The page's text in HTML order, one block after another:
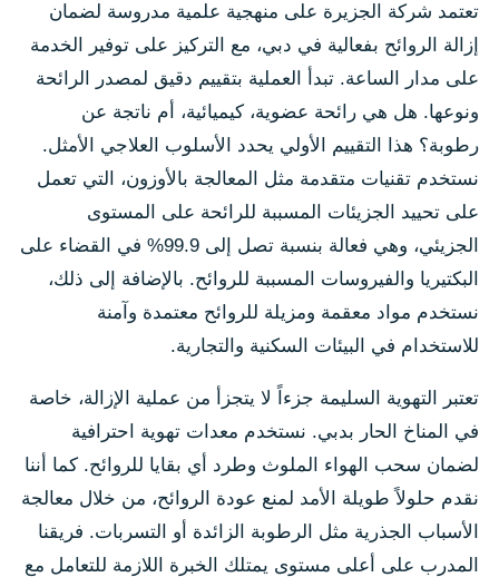
تعتمد شركة الجزيرة على منهجية علمية مدروسة لضمان
إزالة الروائح بفعالية في دبي، مع التركيز على توفير الخدمة
على مدار الساعة. تبدأ العملية بتقييم دقيق لمصدر الرائحة
ونوعها. هل هي رائحة عضوية، كيميائية، أم ناتجة عن
رطوبة؟ هذا التقييم الأولي يحدد الأسلوب العلاجي الأمثل.
نستخدم تقنيات متقدمة مثل المعالجة بالأوزون، التي تعمل
على تحييد الجزيئات المسببة للرائحة على المستوى
الجزيئي، وهي فعالة بنسبة تصل إلى 99.9% في القضاء على
البكتيريا والفيروسات المسببة للروائح. بالإضافة إلى ذلك،
نستخدم مواد معقمة ومزيلة للروائح معتمدة وآمنة
للاستخدام في البيئات السكنية والتجارية.
تعتبر التهوية السليمة جزءاً لا يتجزأ من عملية الإزالة، خاصة
في المناخ الحار بدبي. نستخدم معدات تهوية احترافية
لضمان سحب الهواء الملوث وطرد أي بقايا للروائح. كما أننا
نقدم حلولاً طويلة الأمد لمنع عودة الروائح، من خلال معالجة
الأسباب الجذرية مثل الرطوبة الزائدة أو التسربات. فريقنا
المدرب على أعلى مستوى يمتلك الخبرة اللازمة للتعامل مع